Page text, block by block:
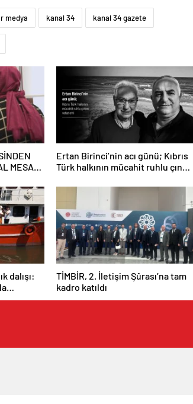
medya kanal 34 kanal 34 gazete
MESAJ:
Ertan Birinci’nin acı günü; Kıbrıs
Türk halkının mücahit ruhlu çınarı
dalışı:
TİMBİR, 2. İletişim Şûrası’na tam
kadro katıldı